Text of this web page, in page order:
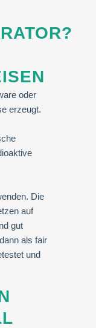
oder
erzeugt.
Die
auf
gut
als fair
und